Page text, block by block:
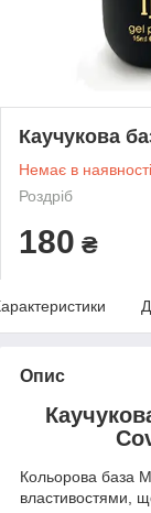
Каучукова
Немає в наявності
Роздріб
180 ₴
Опис
Кольорова база
властивостями,